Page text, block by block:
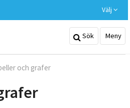
Välj
Sök Meny
och grafer